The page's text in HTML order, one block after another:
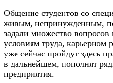
Общение студентов со
живым, непринужденным,
задали множество вопросов
условиям труда, карьерном
уже сейчас пройдут здесь
в дальнейшем, пополнят
предприятия.